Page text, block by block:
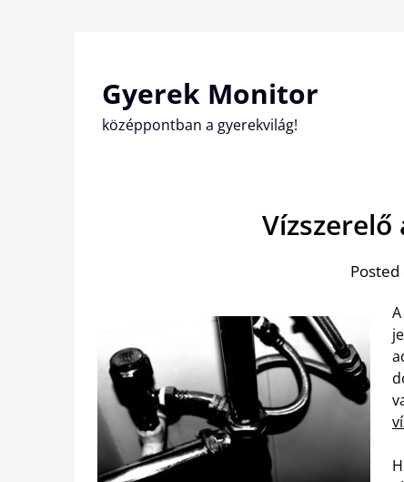
Gyerek Monitor
középpontban a gyerekvilág!
Vízszerelő